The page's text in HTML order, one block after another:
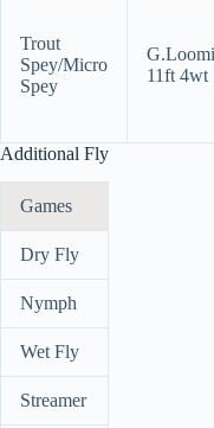
Trout
Spey/Micro
Spey
11ft 4wt
Additional Fly
Games
Dry Fly
Nymph
Wet Fly
Streamer